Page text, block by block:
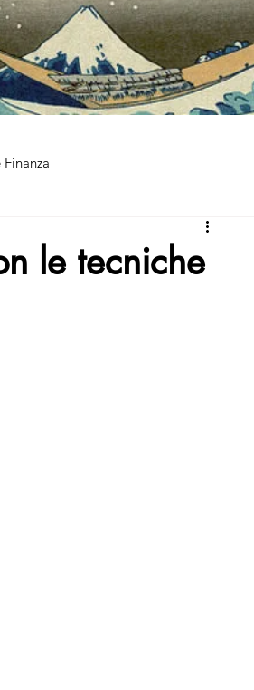
le tecniche